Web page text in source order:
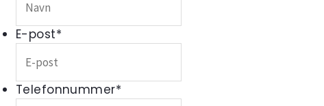
E-post*
Telefonnummer*